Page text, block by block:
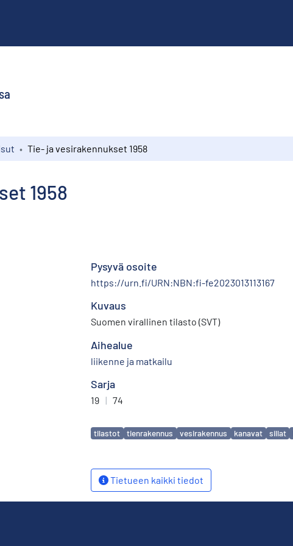
Tie- ja vesirakennukset 1958
1958
Pysyvä osoite
https://urn.fi/URN:NBN:fi-fe2023013113167
Kuvaus
Suomen virallinen tilasto (SVT)
Aihealue
liikenne ja matkailu
Sarja
19 | 74
Avainsanat
tilastot tienrakennus vesirakennus kanavat sillat
Tietueen kaikki tiedot